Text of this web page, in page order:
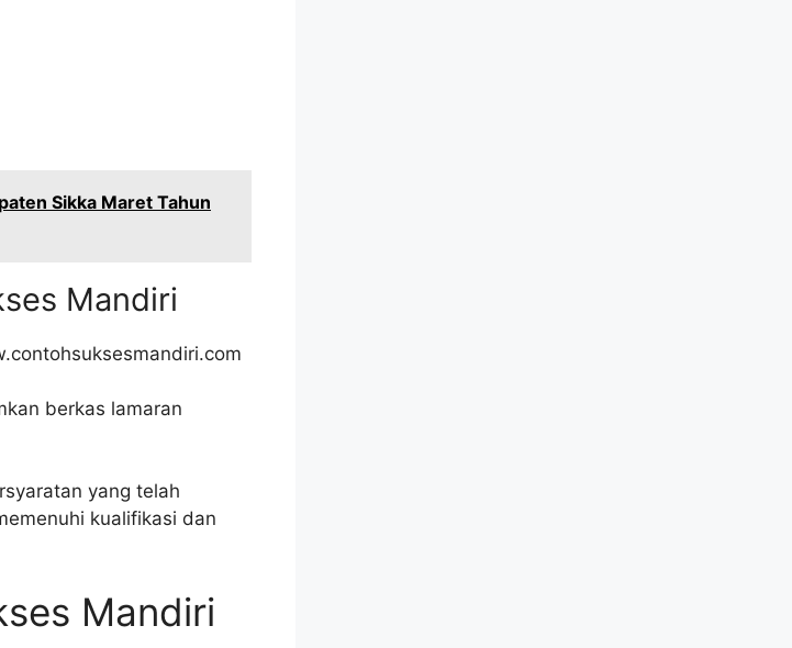
Sikka Maret Tahun
Mandiri
berkas lamaran
yang telah
kualifikasi dan
Mandiri